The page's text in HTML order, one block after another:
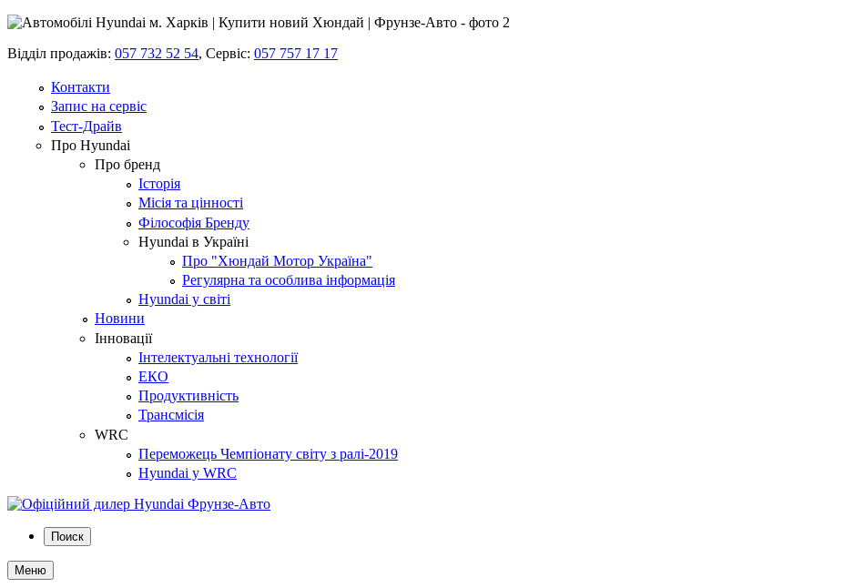
Відділ продажів: 057 732 52 54, Сервіс: 057 757 17 17
Контакти
Запис на сервіс
Тест-Драйв
Про Hyundai
Про бренд
Історія
Місія та цінності
Філософія Бренду
Hyundai в Україні
Про "Хюндай Мотор Україна"
Регулярна та особлива інформація
Hyundai у світі
Новини
Інновації
Інтелектуальні технології
ЕКО
Продуктивність
Трансмісія
WRC
Переможець Чемпіонату світу з ралі-2019
Hyundai у WRC
Поиск
Меню